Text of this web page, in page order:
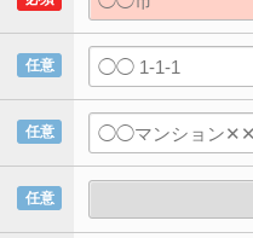
任意
任意
任意